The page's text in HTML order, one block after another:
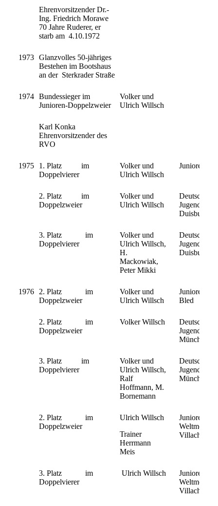
Ehrenvorsitzender Dr.-
Ing. Friedrich Morawe
70 Jahre Ruderer, er
starb am 4.10.1972
1973 Glanzvolles 50-jähriges
Bestehen im Bootshaus
an der Sterkrader Straße
1974 Bundessieger im
Junioren-Doppelzweier
Volker und
Ulrich Willsch
Karl Konka
Ehrenvorsitzender des
RVO
1975
1. Platz im
Doppelvierer
Volker und
Ulrich Willsch
Junioren
2. Platz im
Doppelzweier
Volker und
Ulrich Willsch
Deutsche
Duisburg
3. Platz im
Doppelvierer
Volker und
Ulrich Willsch,
H.
Mackowiak,
Peter Mikki
Deutsche
Duisburg
1976
2. Platz im
Doppelzweier
Volker und
Ulrich Willsch
Junioren
Bled
2. Platz im
Doppelzweier
Volker Willsch
Deutsche
München
3. Platz im
Doppelvierer
Volker und
Ulrich Willsch,
Ralf
Hoffmann, M.
Bornemann
Deutsche
München
2. Platz im
Doppelzweier
Ulrich Willsch
Trainer
Herrmann
Meis
Junioren-
Villach/
3. Platz im
Doppelvierer
Ulrich Willsch
Junioren-
Villach/